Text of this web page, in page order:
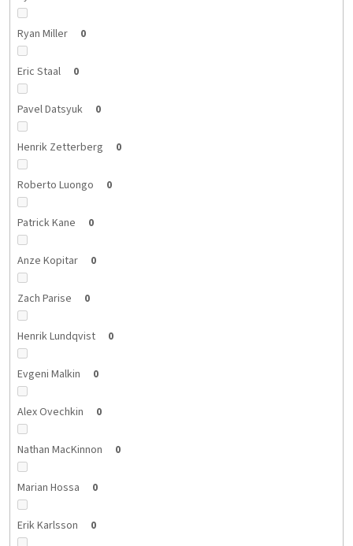
Ryan Miller 0
Eric Staal 0
Pavel Datsyuk 0
Henrik Zetterberg 0
Roberto Luongo 0
Patrick Kane 0
Anze Kopitar 0
Zach Parise 0
Henrik Lundqvist 0
Evgeni Malkin 0
Alex Ovechkin 0
Nathan MacKinnon 0
Marian Hossa 0
Erik Karlsson 0